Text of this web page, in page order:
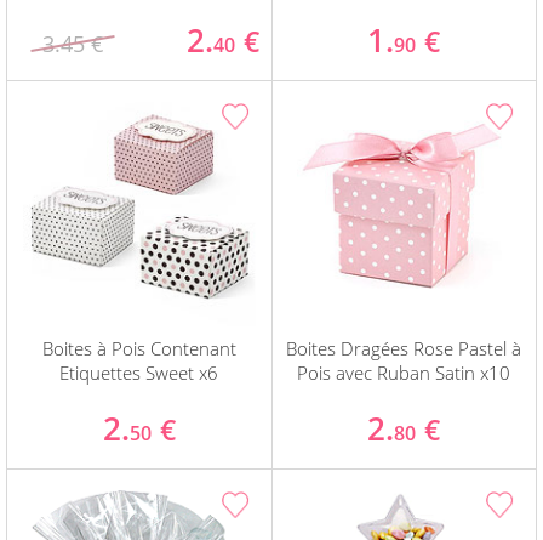
3.45 € 2.40 € 1.90 €
Boites à Pois Contenant
Etiquettes Sweet x6
2.50 €
Boites Dragées Rose Pastel à
Pois avec Ruban Satin x10
2.80 €